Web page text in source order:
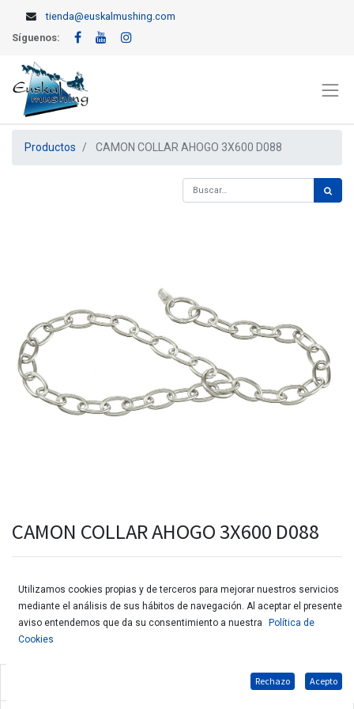
tienda@euskalmushing.com
Síguenos:
Productos CAMON COLLAR AHOGO 3X600 D088
CAMON COLLAR AHOGO 3X600 D088
Utilizamos cookies propias y de terceros para mejorar nuestros servicios
mediante el análisis de sus hábitos de navegación. Al aceptar el presente
aviso entendemos que da su consentimiento a nuestra
Política de
Cookies
Rechazo Acepto